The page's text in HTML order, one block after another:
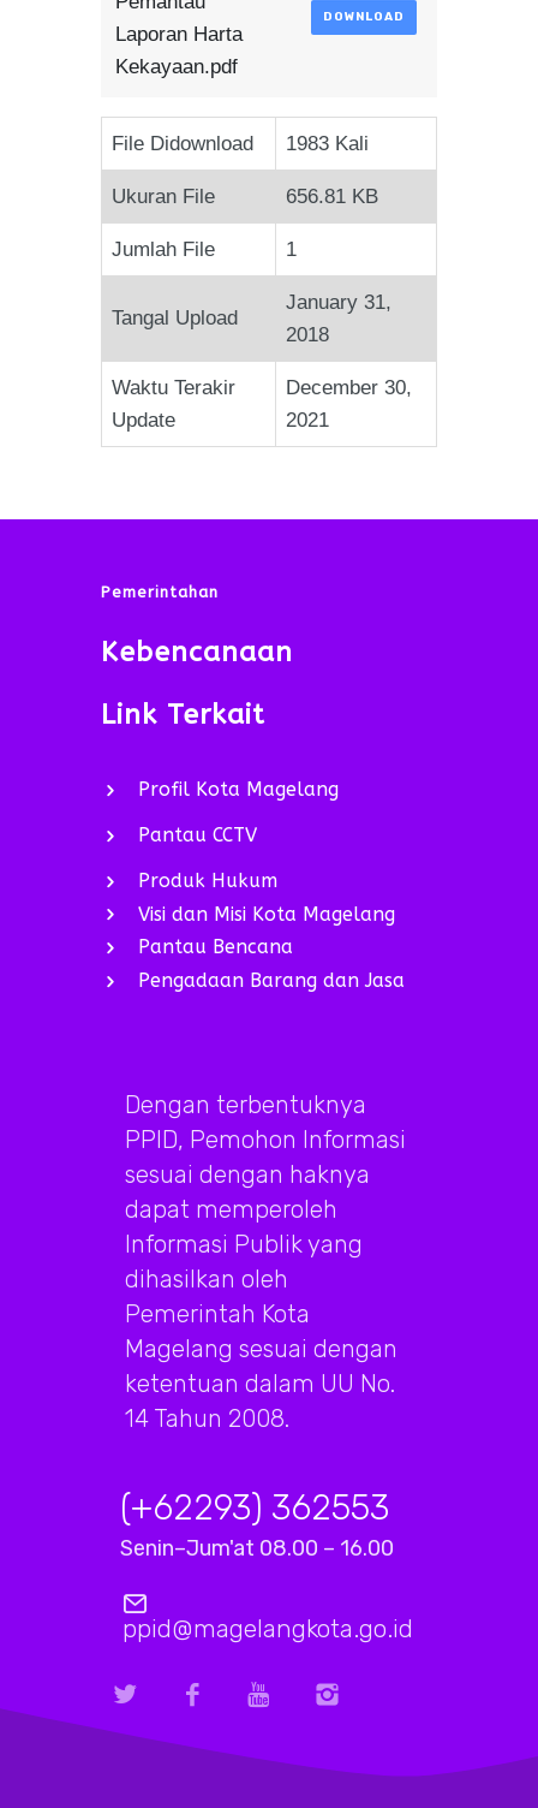
Laporan Harta
Kekayaan.pdf
DOWNLOAD
File Didownload 1983 Kali
Ukuran File 656.81 KB
Jumlah File 1
Tangal Upload
January 31,
2018
Waktu Terakir
Update
December 30,
2021
Pemerintahan
Kebencanaan
Link Terkait
Profil Kota Magelang
Pantau CCTV
Produk Hukum
Visi dan Misi Kota Magelang
Pantau Bencana
Pengadaan Barang dan Jasa
Dengan terbentuknya
PPID, Pemohon Informasi
sesuai dengan haknya
dapat memperoleh
Informasi Publik yang
dihasilkan oleh
Pemerintah Kota
Magelang sesuai dengan
ketentuan dalam UU No.
14 Tahun 2008.
(+62293) 362553
Senin–Jum'at 08.00 – 16.00
ppid@magelangkota.go.id